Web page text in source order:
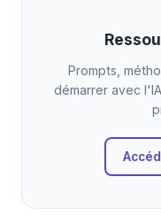
Prompts,
démarrer avec